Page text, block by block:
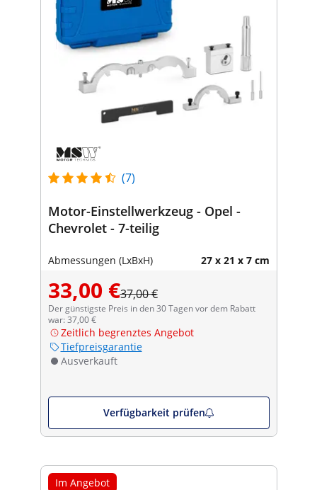
(7)
Motor-Einstellwerkzeug - Opel -
Chevrolet - 7-teilig
Abmessungen (LxBxH) 27 x 21 x 7 cm
33,00 €37,00 €
Der günstigste Preis in den 30 Tagen vor dem Rabatt
war: 37,00 €
Zeitlich begrenztes Angebot
Tiefpreisgarantie
Ausverkauft
Verfügbarkeit prüfen
Im Angebot